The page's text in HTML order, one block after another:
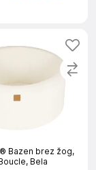
Bazen brez žog,
Bela